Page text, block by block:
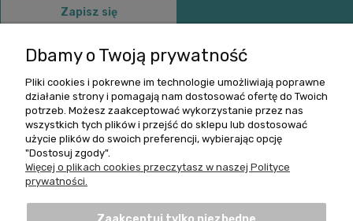
Zapisz się
O nas
Informacje
Pomoc
Dbamy o Twoją prywatność
Pliki cookies i pokrewne im technologie umożliwiają poprawne
działanie strony i pomagają nam dostosować ofertę do Twoich
potrzeb. Możesz zaakceptować wykorzystanie przez nas
wszystkich tych plików i przejść do sklepu lub dostosować
użycie plików do swoich preferencji, wybierając opcję
"Dostosuj zgody".
Więcej o plikach cookies przeczytasz w naszej Polityce
prywatności.